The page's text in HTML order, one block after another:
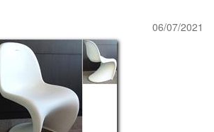
06/07/2021